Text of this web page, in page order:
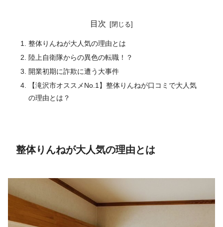
目次
整体りんねが大人気の理由とは
陸上自衛隊からの異色の転職！？
開業初期に詐欺に遭う大事件
【滝沢市オススメNo.1】整体りんねが口コミで大人気
の理由とは？
整体りんねが大人気の理由とは